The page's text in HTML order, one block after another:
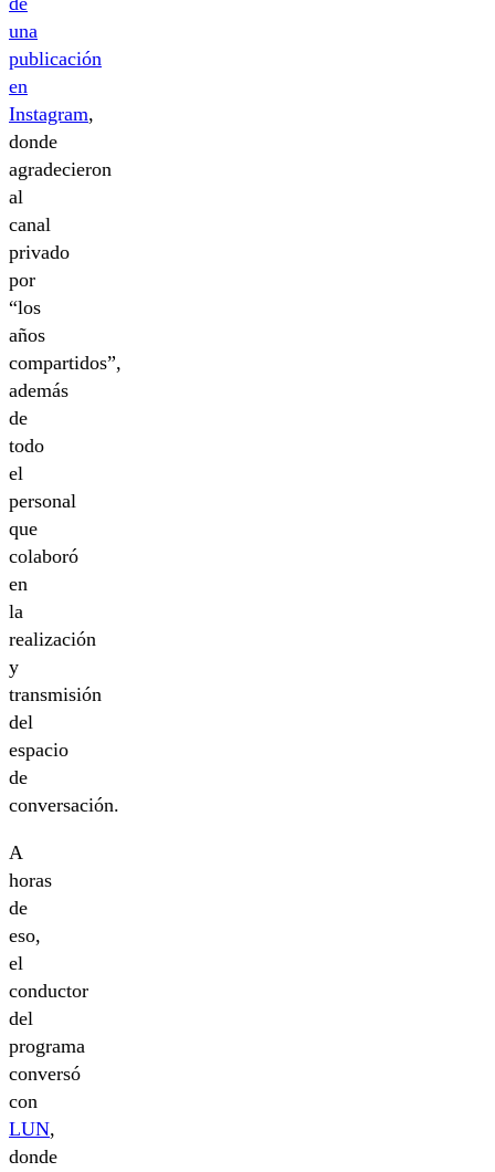
una
publicación
en
Instagram,
donde
agradecieron
al
canal
privado
por
“los
años
compartidos”,
además
de
todo
el
personal
que
colaboró
en
la
realización
y
transmisión
del
espacio
de
conversación.
A
horas
de
eso,
el
conductor
del
programa
conversó
con
LUN,
donde